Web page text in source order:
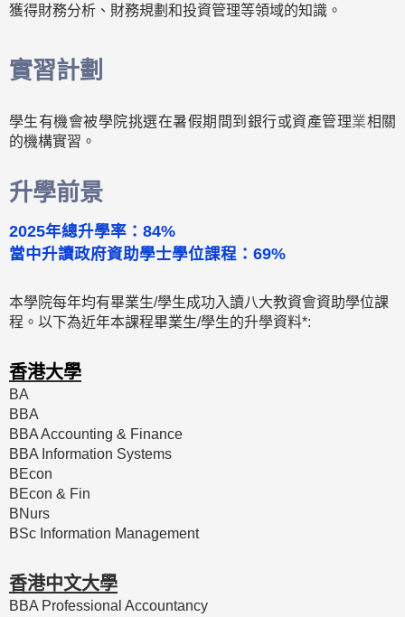
獲得財務分析、財務規劃和投資管理等領域的知識。
實習計劃
學生有機會被學院挑選在暑假期間到銀行或資產管理業相關
的機構實習。
升學前景
2025年總升學率：84%
當中升讀政府資助學士學位課程：69%
本學院每年均有畢業生/學生成功入讀八大教資會資助學位課
程。以下為近年本課程畢業生/學生的升學資料*:
香港大學
BA
BBA
BBA Accounting & Finance
BBA Information Systems
BEcon
BEcon & Fin
BNurs
BSc Information Management
香港中文大學
BBA Professional Accountancy